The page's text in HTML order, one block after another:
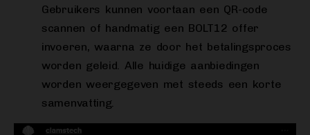
Gebruikers kunnen voortaan een QR-code
scannen of handmatig een BOLT12 offer
invoeren, waarna ze door het betalingsproces
worden geleid. Alle huidige aanbiedingen
worden weergegeven met steeds een korte
samenvatting.